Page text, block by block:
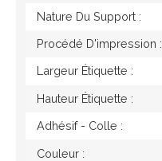
Nature Du Support :
Procédé D'impression :
Largeur Étiquette :
Hauteur Étiquette :
Adhésif - Colle :
Couleur :